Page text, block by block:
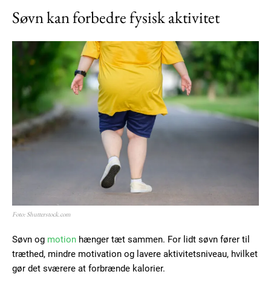
Subscription Plans
Free limited access
Søvn kan forbedre fysisk aktivitet
Foto: Shutterstock.com
Søvn og motion hænger tæt sammen. For lidt søvn fører til
træthed, mindre motivation og lavere aktivitetsniveau, hvilket
gør det sværere at forbrænde kalorier.